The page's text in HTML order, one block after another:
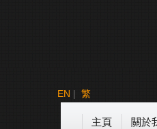
EN | 繁
主頁 關於